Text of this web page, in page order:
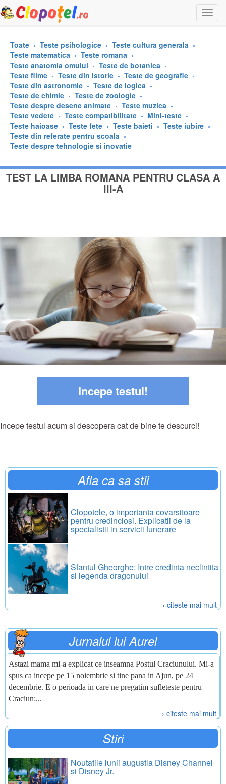
Toate Teste psihologice
Teste cultura generala
Teste matematica
Teste romana
Teste anatomia omului
Teste de botanica
Teste filme
Teste din istorie
Teste de geografie
Teste din astronomie
Teste de logica
Teste de chimie
Teste de zoologie
Teste despre desene animate
Teste muzica
Teste vedete
Teste compatibilitate
Mini-teste
Teste haioase
Teste fete Teste baieti
Teste iubire
Teste din referate pentru scoala
Teste despre tehnologie si inovatie
TEST LA LIMBA ROMANA PENTRU CLASA A
III-A
Incepe testul!
Incepe testul acum si descopera cat de bine te descurci!
Afla ca sa stii
Clopotele, o importanta covarsitoare
pentru credinciosi. Explicatii de la
specialistii in servicii funerare
Sfantul Gheorghe: Intre credinta neclintita
si legenda dragonului
› citeste mai mult
Jurnalul lui Aurel
Astazi mama mi-a explicat ce inseamna Postul Craciunului. Mi-a
spus ca incepe pe 15 noiembrie si tine pana in Ajun, pe 24
decembrie. E o perioada in care ne pregatim sufleteste pentru
Craciun:...
› citeste mai mult
Stiri
Noutatile lunii augustla Disney Channel
si Disney Jr.